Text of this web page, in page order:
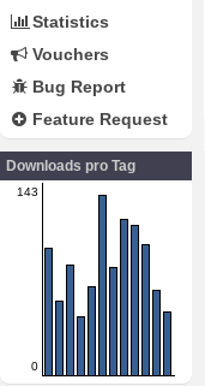
Statistics
Vouchers
Bug Report
Feature Request
Downloads pro Tag
143
0